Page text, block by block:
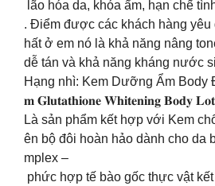
lão hóa da, khóa ẩm, hạn chế
. Điểm được các khách hàng yêu
hất ở em nó là khả năng nâng
dễ tán và khả năng kháng nước
Hạng nhì: Kem Dưỡng Ẩm Body
𝐦 𝐆𝐥𝐮𝐭𝐚𝐭𝐡𝐢𝐨𝐧𝐞 𝐖𝐡𝐢𝐭𝐞𝐧𝐢𝐧𝐠 𝐁𝐨𝐝𝐲
Là sản phẩm kết hợp với Kem
ên bộ đôi hoàn hảo dành cho da
mplex –
phức hợp tế bào gốc thực vật